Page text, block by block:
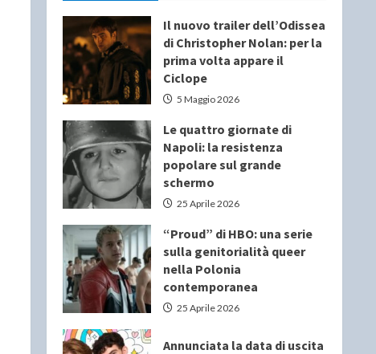
Il nuovo trailer dell’Odissea
di Christopher Nolan: per la
prima volta appare il
Ciclope
5 Maggio 2026
Le quattro giornate di
Napoli: la resistenza
popolare sul grande
schermo
25 Aprile 2026
“Proud” di HBO: una serie
sulla genitorialità queer
nella Polonia
contemporanea
25 Aprile 2026
Annunciata la data di uscita